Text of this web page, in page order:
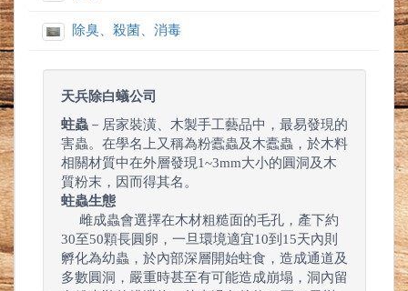
除臭、殺菌、消毒
天兵除白蟻公司
蛀蟲 －居家裝潢、木製手工藝品中，最易發現的
害蟲。在學名上又稱為粉蠹蟲及木蠹蟲，於木料
相關材質中在外層發現1~3mm大小的圓洞及木
質粉末，因而得其名。
蛀蟲生態
雌成蟲會選擇在木材粗糙面的毛孔，產下約
30至50顆長圓卵，一旦環境適宜10到15天內則
孵化為幼蟲，於內部深層開始蛀食，造成通道及
多數圓洞，嚴重時甚至有可能造成崩塌，洞內留